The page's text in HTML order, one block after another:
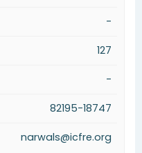
-
127
-
82195-18747
narwals@icfre.org